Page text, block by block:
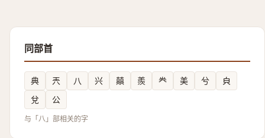
同部首
典 兲 八 兴 㒹 羨 龹 美 兮
㒵
兌
公
与「八」部相关的字